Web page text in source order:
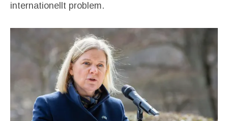
internationellt problem.